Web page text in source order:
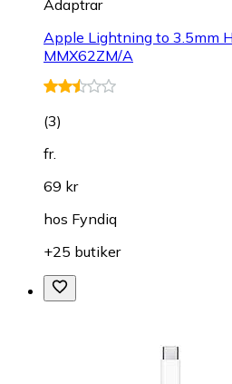
Adaptrar
Apple Lightning to 3.5mm
MMX62ZM/A
(3)
fr.
69 kr
hos Fyndiq
+25 butiker